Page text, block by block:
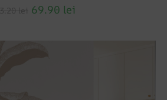
69.90 lei